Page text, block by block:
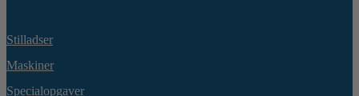
1945
antal
Stilladser
Maskiner
Specialopgaver